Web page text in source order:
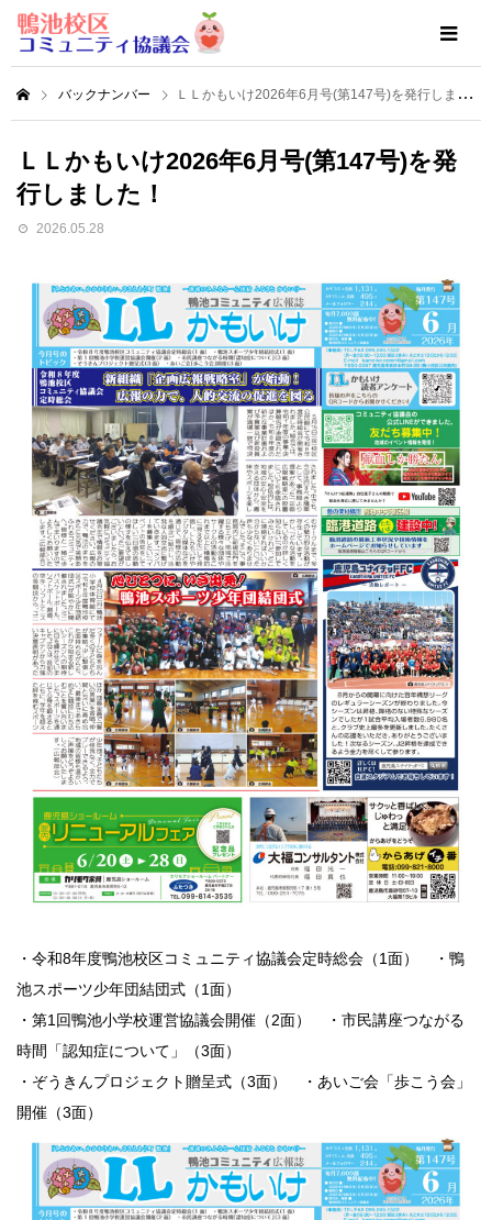
バックナンバー ＬＬかもいけ2026年6月号(第147号)を発行しました！
ＬＬかもいけ2026年6月号(第147号)を発
行しました！
2026.05.28
・令和8年度鴨池校区コミュニティ協議会定時総会（1面） ・鴨
池スポーツ少年団結団式（1面）
・第1回鴨池小学校運営協議会開催（2面） ・市民講座つながる
時間「認知症について」（3面）
・ぞうきんプロジェクト贈呈式（3面） ・あいご会「歩こう会」
開催（3面）